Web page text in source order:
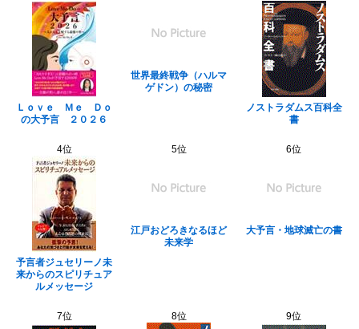
Ｌｏｖｅ Ｍｅ Ｄｏ
の大予言 ２０２６
世界最終戦争（ハルマ
ゲドン）の秘密
ノストラダムス百科全
書
4位
予言者ジュセリーノ未
来からのスピリチュア
ルメッセージ
5位
江戸おどろきなるほど
未来学
6位
大予言・地球滅亡の書
7位 8位 9位